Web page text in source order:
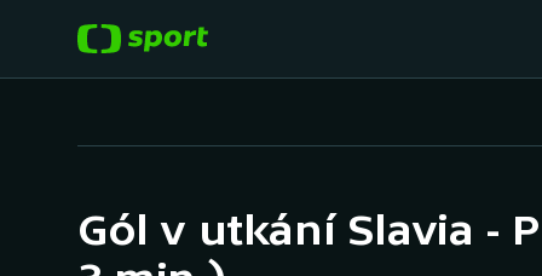
Hokej Baseball a softbal
Gól v utkání Slavia -